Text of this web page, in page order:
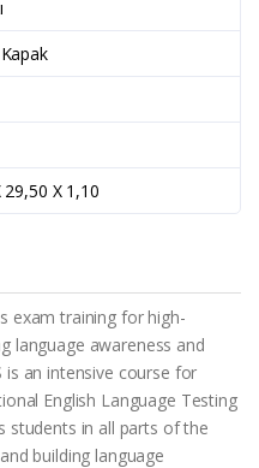
29,50 X 1,10
exam training for high-
language awareness and
is an intensive course for
English Language Testing
students in all parts of the
building language